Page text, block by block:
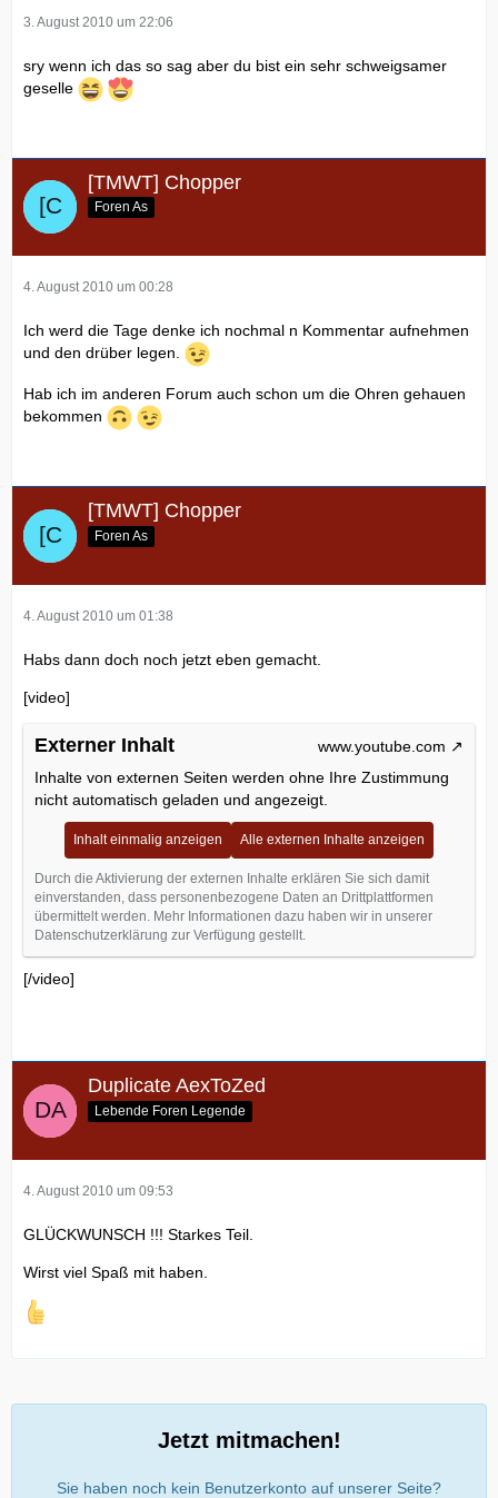
3. August 2010 um 22:06
sry wenn ich das so sag aber du bist ein sehr schweigsamer
geselle
[TMWT] Chopper
Foren As
4. August 2010 um 00:28
Ich werd die Tage denke ich nochmal n Kommentar aufnehmen
und den drüber legen.
Hab ich im anderen Forum auch schon um die Ohren gehauen
bekommen
[TMWT] Chopper
Foren As
4. August 2010 um 01:38
Habs dann doch noch jetzt eben gemacht.
[video]
Externer Inhalt
www.youtube.com
Inhalte von externen Seiten werden ohne Ihre Zustimmung
nicht automatisch geladen und angezeigt.
Inhalt einmalig anzeigen Alle externen Inhalte anzeigen
Durch die Aktivierung der externen Inhalte erklären Sie sich damit
einverstanden, dass personenbezogene Daten an Drittplattformen
übermittelt werden. Mehr Informationen dazu haben wir in unserer
Datenschutzerklärung zur Verfügung gestellt.
[/video]
Duplicate AexToZed
Lebende Foren Legende
4. August 2010 um 09:53
GLÜCKWUNSCH !!! Starkes Teil.
Wirst viel Spaß mit haben.
Jetzt mitmachen!
Sie haben noch kein Benutzerkonto auf unserer Seite?